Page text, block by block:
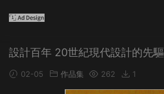
設計百年 20世紀現代設計的先驅
02-05 作品集 262 1